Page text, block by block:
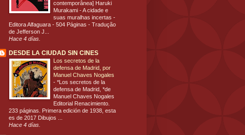
contemporânea] Haruki
Murakami - A cidade e
suas muralhas incertas -
Editora Alfaguara - 504 Páginas - Tradução
de Jefferson J...
Hace 4 días.
DESDE LA CIUDAD SIN CINES
Los secretos de la
defensa de Madrid, por
Manuel Chaves Nogales
- *Los secretos de la
defensa de Madrid, *de
Manuel Chaves Nogales
Editorial Renacimiento.
233 páginas. Primera edición de 1938, esta
es de 2017 Dibujos ...
Hace 4 días.